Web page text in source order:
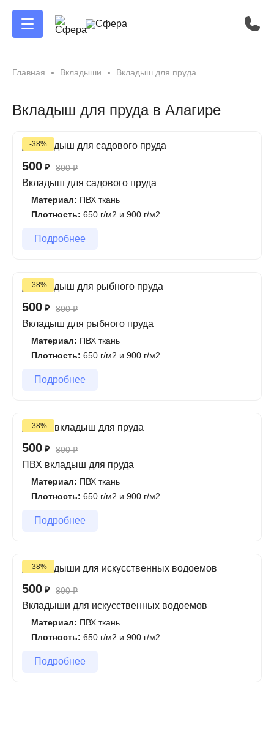
Главная Вкладыши Вкладыш для пруда
Вкладыш для пруда в Алагире
-38%
500 ₽ 800₽
Вкладыш для садового пруда
Материал: ПВХ ткань
Плотность: 650 г/м2 и 900 г/м2
Подробнее
-38%
500 ₽ 800₽
Вкладыш для рыбного пруда
Материал: ПВХ ткань
Плотность: 650 г/м2 и 900 г/м2
Подробнее
-38%
500 ₽ 800₽
ПВХ вкладыш для пруда
Материал: ПВХ ткань
Плотность: 650 г/м2 и 900 г/м2
Подробнее
-38%
500 ₽ 800₽
Вкладыши для искусственных водоемов
Материал: ПВХ ткань
Плотность: 650 г/м2 и 900 г/м2
Подробнее